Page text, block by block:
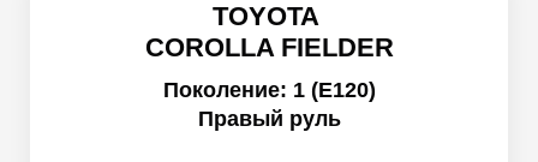
TOYOTA
COROLLA FIELDER
Поколение: 1 (E120)
Правый руль